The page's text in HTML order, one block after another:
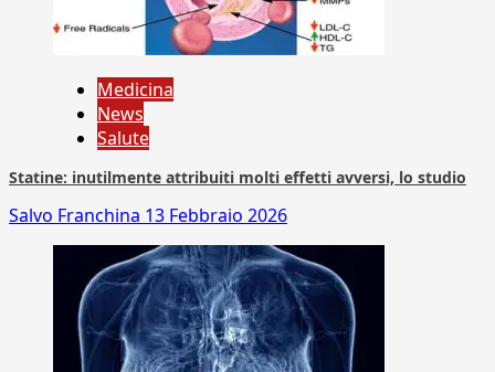
Medicina
News
Salute
Statine: inutilmente attribuiti molti effetti avversi, lo studio
Salvo Franchina 13 Febbraio 2026